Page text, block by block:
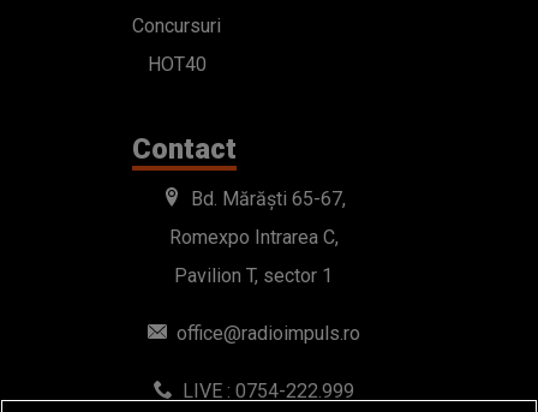
Concursuri
HOT40
Contact
Bd. Mărăști 65-67,
Romexpo Intrarea C,
Pavilion T, sector 1
office@radioimpuls.ro
LIVE : 0754-222.999